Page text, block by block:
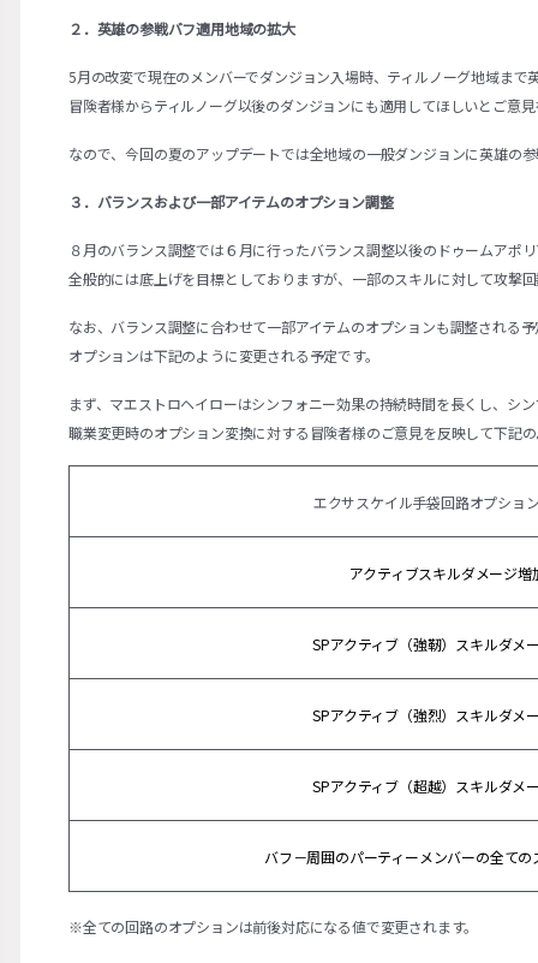
２．英雄の参戦バフ適用地域の拡大
5月の改変で現在のメンバーでダンジョン入場時、ティルノーグ地域ま
冒険者様からティルノーグ以後のダンジョンにも適用してほしいとご意
なので、今回の夏のアップデートでは全地域の一般ダンジョンに英雄の
３．バランスおよび一部アイテムのオプション調整
８月のバランス調整では６月に行ったバランス調整以後のドゥームア
全般的には底上げを目標としておりますが、一部のスキルに対して攻撃
なお、バランス調整に合わせて一部アイテムのオプションも調整される
オプションは下記のように変更される予定です。
まず、マエストロヘイローはシンフォニー効果の持続時間を長くし、シ
職業変更時のオプション変換に対する冒険者様のご意見を反映して下記
エクサスケイル手袋回路オプショ
アクティブスキルダメージ増
SPアクティブ（強靭）スキルダメ
SPアクティブ（強烈）スキルダメ
SPアクティブ（超越）スキルダメ
バフ－周囲のパーティーメンバーの全て
※全ての回路のオプションは前後対応になる値で変更されます。